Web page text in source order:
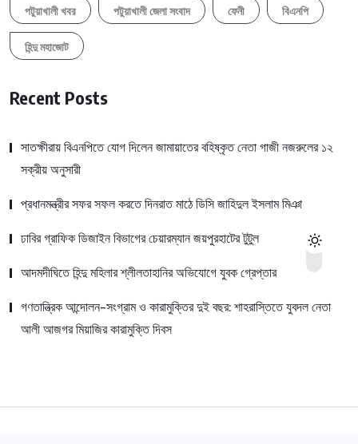
পটুয়াখালী খবর পটুয়াখালী জেলা সংবাদ ফেনী বিএনপি
হিন্দু মহাজোট
Recent Posts
সাতক্ষীরায় বিএনপিতে যোগ দিলেন জামায়াতের বহিষ্কৃত নেতা গাজী নজরুলের ১২
সক্রীয় অনুসারী
প্রধানমন্ত্রীর সফর সফল করতে দিনরাত মাঠে ডিসি জাহিদুল ইসলাম মিঞা
ঢাবির গ্রাফিক ডিজাইন বিভাগের চেয়ারম্যান জয়পুরহাটের টুটুল
আদমদীঘিতে হিন্দু মহিলার শ্লীলতাহানির অভিযোগে যুবক গ্রেপ্তার
গণতান্ত্রিক আন্দোলন-সংগ্রাম ও কারামুক্তির দুই বছর: শাহরাস্তিতে যুবদল নেতা
আলী আজগর মিয়াজির কারামুক্তি দিবস